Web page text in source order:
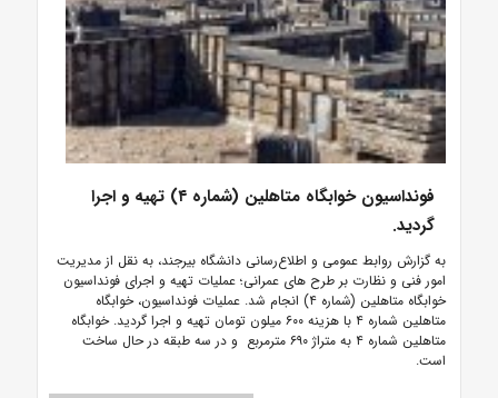
فونداسیون خوابگاه متاهلین (شماره ۴) تهیه و اجرا
گردید.
به گزارش روابط عمومی و اطلاع‌رسانی دانشگاه بیرجند، به نقل از مدیریت
امور فنی و نظارت بر طرح های عمرانی؛ عملیات تهیه و اجرای فونداسیون
خوابگاه متاهلین (شماره ۴) انجام شد. عملیات فونداسیون، خوابگاه
متاهلین شماره ۴ با هزینه ۶۰۰ میلون تومان تهیه و اجرا گردید. خوابگاه
متاهلین شماره ۴ به متراژ ۶۹۰ مترمربع و در سه طبقه در حال ساخت
است.